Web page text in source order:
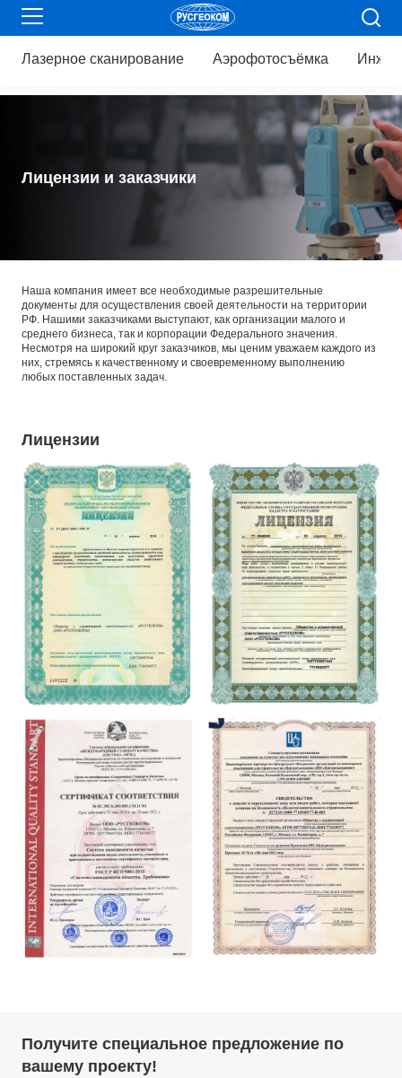
Лазерное сканирование Аэрофотосъёмка
Лицензии и заказчики
Наша компания имеет все необходимые разрешительные
документы для осуществления своей деятельности на территории
РФ. Нашими заказчиками выступают, как организации малого и
среднего бизнеса, так и корпорации Федерального значения.
Несмотря на широкий круг заказчиков, мы ценим уважаем каждого из
них, стремясь к качественному и своевременному выполнению
любых поставленных задач.
Лицензии
Получите специальное предложение по
вашему проекту!